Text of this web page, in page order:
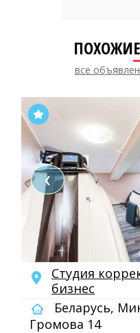
все
❮
Студия
бизнес
Беларусь,
Громова 14